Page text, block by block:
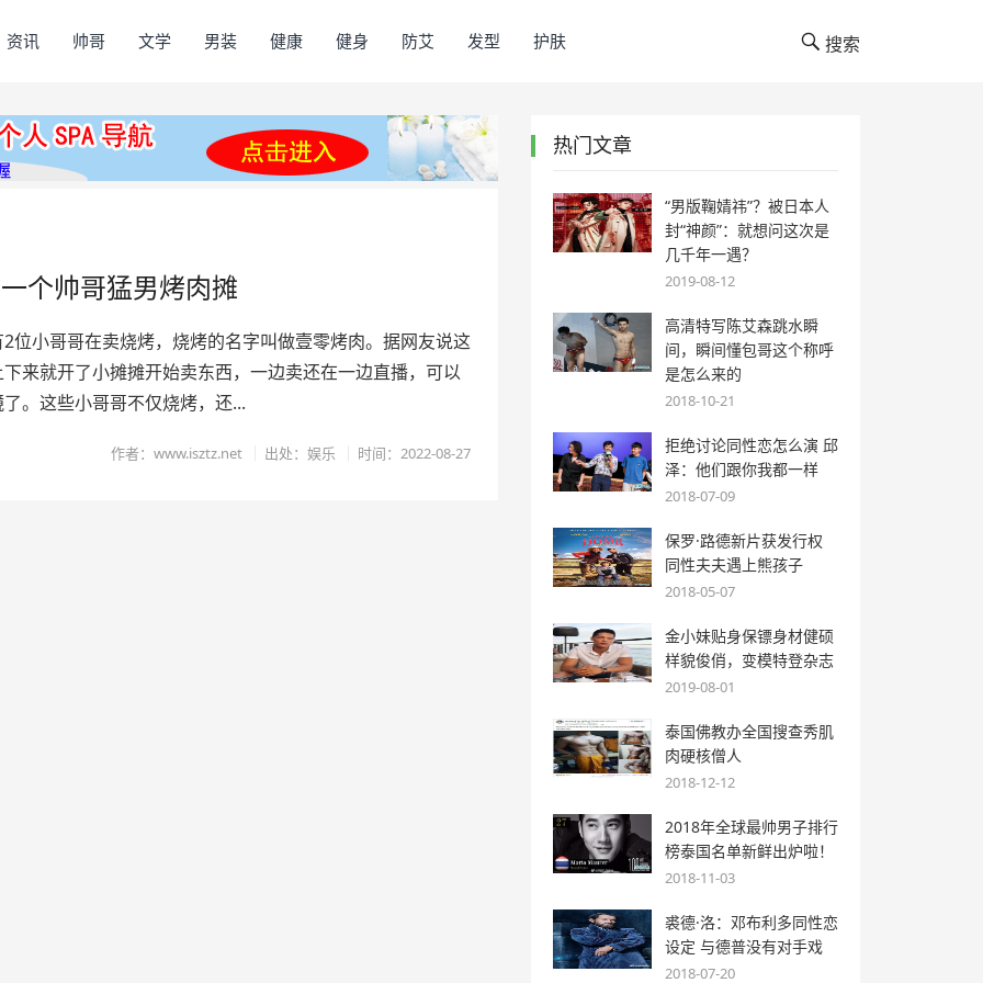
资讯 帅哥 文学 男装 健康 健身 防艾 发型 护肤 搜索
个帅哥猛男烤肉摊
位小哥哥在卖烧烤，烧烤的名字叫做壹零烤肉。据网友说这
来就开了小摊摊开始卖东西，一边卖还在一边直播，可以
。这些小哥哥不仅烧烤，还...
作者：www.isztz.net 出处：娱乐 时间：2022-08-27
热门文章
“男版鞠婧祎”？被日本人
封“神颜”：就想问这次是
几千年一遇？
2019-08-12
高清特写陈艾森跳水瞬
间，瞬间懂包哥这个称呼
是怎么来的
2018-10-21
拒绝讨论同性恋怎么演 邱
泽：他们跟你我都一样
2018-07-09
保罗·路德新片获发行权
同性夫夫遇上熊孩子
2018-05-07
金小妹贴身保镖身材健硕
样貌俊俏，变模特登杂志
2019-08-01
泰国佛教办全国搜查秀肌
肉硬核僧人
2018-12-12
2018年全球最帅男子排行
榜泰国名单新鲜出炉啦！
2018-11-03
裘德·洛：邓布利多同性恋
设定 与德普没有对手戏
2018-07-20